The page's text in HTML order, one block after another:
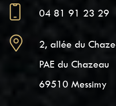
04 81 91 23 29
2, allée du
PAE du Chazeau
69510 Messimy